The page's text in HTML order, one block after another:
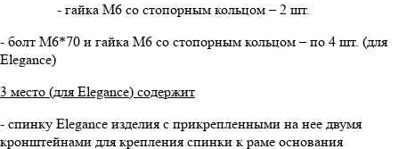
- гайка М6 со стопорным кольцом – 2 шт.
- болт М6*70 и гайка М6 со стопорным кольцом – по 4 шт. (для
Elegance)
3 место (для Elegance) содержит
- спинку Elegance изделия с прикрепленными на нее двумя
кронштейнами для крепления спинки к раме основания